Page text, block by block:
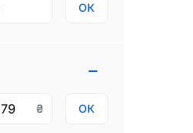
ОК
₴ ОК